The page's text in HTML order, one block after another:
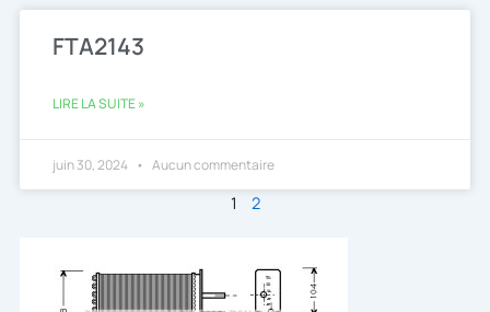
FTA2143
LIRE LA SUITE »
juin 30, 2024 Aucun commentaire
1 2